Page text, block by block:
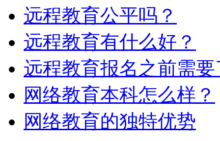
远程教育公平吗？
远程教育有什么好？
远程教育报名之前需
网络教育本科怎么样？
网络教育的独特优势